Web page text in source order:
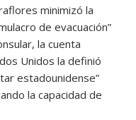
minimizó la
de evacuación”
la cuenta
Unidos la definió
estadounidense”
la capacidad de